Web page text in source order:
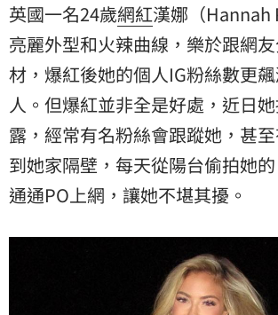
英國一名24歲網紅漢娜（Hannah
亮麗外型和火辣曲線，樂於跟網
材，爆紅後她的個人IG粉絲數更
人。但爆紅並非全是好處，近日
露，經常有名粉絲會跟蹤她，甚
到她家隔壁，每天從陽台偷拍她
通通PO上網，讓她不堪其擾。